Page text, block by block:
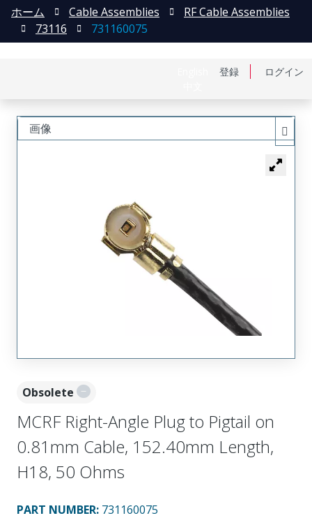
登録 ログイン
ホーム Cable Assemblies
RF Cable Assemblies
73116
731160075
Obsolete
MCRF Right-Angle Plug to Pigtail on
0.81mm Cable, 152.40mm Length,
H18, 50 Ohms
PART NUMBER: 731160075
画像